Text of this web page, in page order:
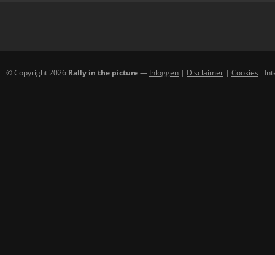
© Copyright 2026 Rally in the picture— Inloggen | Disclaimer | Cookies